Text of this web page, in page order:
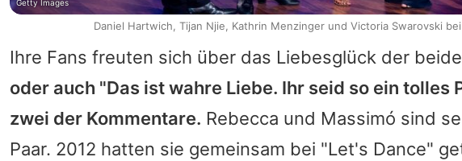
Ihre Fans freuten sich über das Liebesglück der
oder auch "Das ist wahre Liebe. Ihr seid so ein tolles
zwei der Kommentare. Rebecca und Massimó sind
Paar. 2012 hatten sie gemeinsam bei "Let's Dance"
Getty Images
Daniel Hartwich, Tijan Njie, Kathrin Menzinger und Victoria Swarovski